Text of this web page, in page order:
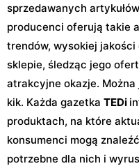
sprzedawanych
producenci oferują takie
trendów, wysokiej
sklepie, śledząc jego
atrakcyjne okazje.
kik. Każda gazetka TEDi
produktach, na które
konsumenci mogą
potrzebne dla nich i